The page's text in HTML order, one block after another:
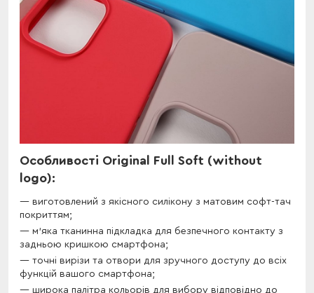
Особливості Original Full Soft (without
logo):
виготовлений з якісного силікону з матовим софт-тач
покриттям;
м'яка тканинна підкладка для безпечного контакту з
задньою кришкою смартфона;
точні вирізи та отвори для зручного доступу до всіх
функцій вашого смартфона;
широка палітра кольорів для вибору відповідно до